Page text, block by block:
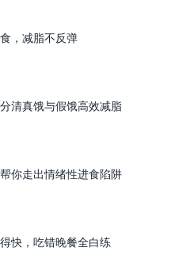
，减脂不反弹
清真饿与假饿高效减脂
你走出情绪性进食陷阱
快，吃错晚餐全白练